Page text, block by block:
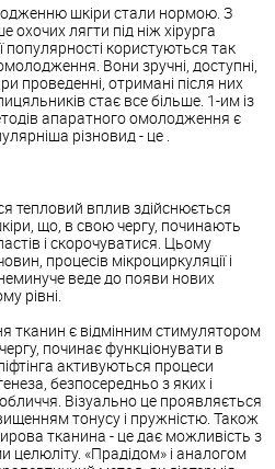
шкіри стали нормою. З
лягти під ніж хірурга
популярності користуються так
Вони зручні, доступні,
проведенні, отримані після них
стає все більше. 1-им із
апаратного омолодження є
різновид - це .
тепловий вплив здійснюється
що, в свою чергу, починають
і скорочуватися. Цьому
процесів мікроциркуляції і
веде до появи нових
рівні.
тканин є відмінним стимулятором
починає функціонувати в
активуються процеси
безпосередньо з яких і
Візуально це проявляється
тонусу і пружністю. Також
тканина - це дає можливість з
целюліту. «Прадідом» і аналогом